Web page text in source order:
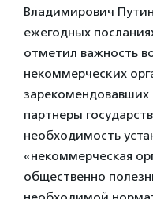
Владимирович
ежегодных
отметил важность
некоммерческих
зарекомендовавших
партнеры
необходимость
«некоммерческая
общественно